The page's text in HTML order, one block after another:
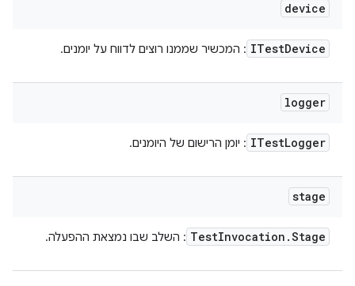
device
ITestDevice : המכשיר שממנו רוצים לדווח על יומנים.
logger
ITestLogger : יומן הרישום של היומנים.
stage
TestInvocation .Stage : השלב שבו נמצאת ההפעלה.